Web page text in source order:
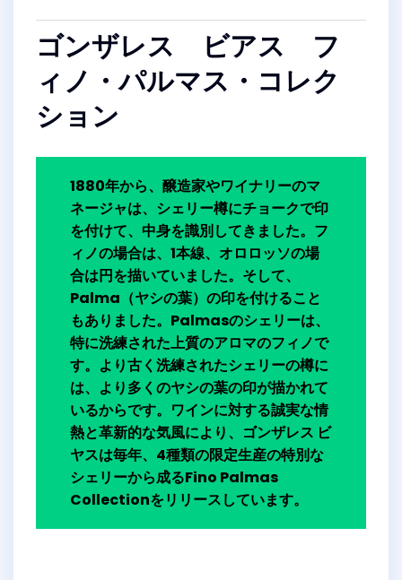
ゴンザレス ビアス フ
ィノ・パルマス・コレク
ション
1880年から、醸造家やワイナリーのマ
ネージャは、シェリー樽にチョークで印
を付けて、中身を識別してきました。フ
ィノの場合は、1本線、オロロッソの場
合は円を描いていました。そして、
Palma（ヤシの葉）の印を付けること
もありました。Palmasのシェリーは、
特に洗練された上質のアロマのフィノで
す。より古く洗練されたシェリーの樽に
は、より多くのヤシの葉の印が描かれて
いるからです。ワインに対する誠実な情
熱と革新的な気風により、ゴンザレス ビ
ヤスは毎年、4種類の限定生産の特別な
シェリーから成るFino Palmas
Collectionをリリースしています。